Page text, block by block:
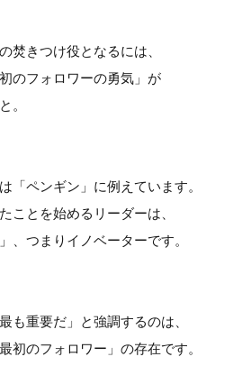
焚きつけ役となるには、
のフォロワーの勇気」が
。
「ペンギン」に例えています。
ことを始めるリーダーは、
、つまりイノベーターです。
も重要だ」と強調するのは、
初のフォロワー」の存在です。